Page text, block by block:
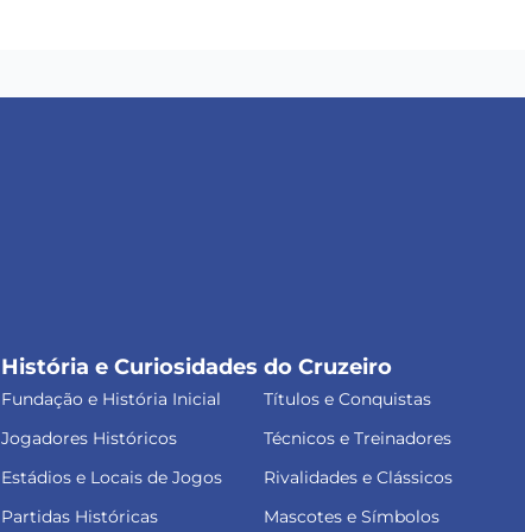
História e Curiosidades do Cruzeiro
Fundação e História Inicial
Títulos e Conquistas
Jogadores Históricos
Técnicos e Treinadores
Estádios e Locais de Jogos
Rivalidades e Clássicos
Partidas Históricas
Mascotes e Símbolos